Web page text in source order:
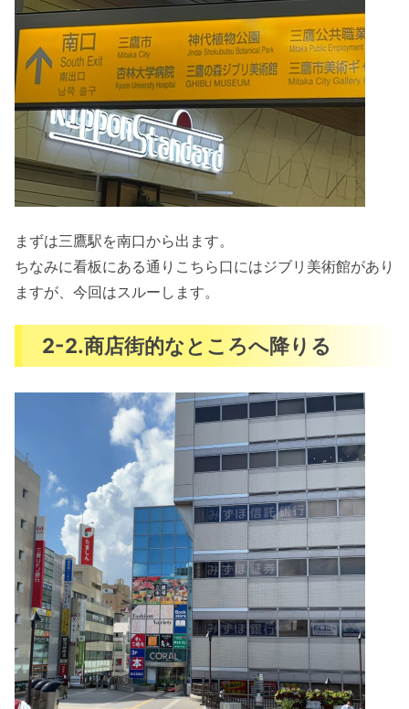
まずは三鷹駅を南口から出ます。
ちなみに看板にある通りこちら口にはジブリ美術館があり
ますが、今回はスルーします。
2-2.商店街的なところへ降りる